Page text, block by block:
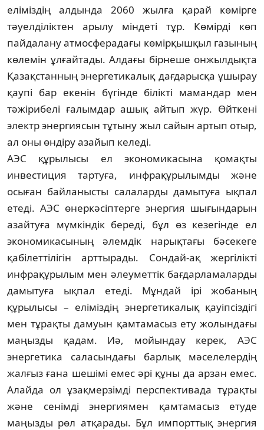
еліміздің алдында 2060 жылға қарай көмірге
тәуелділіктен арылу міндеті тұр. Көмірді көп
пайдалану атмосферадағы көмірқышқыл газының
көлемін ұлғайтады. Алдағы бірнеше онжылдықта
Қазақстан­ның энергетикалық дағдарысқа ұшырау
қаупі бар екенін бүгінде білікті мамандар мен
тәжірибелі ғалымдар ашық айтып жүр. Өйткені
электр энергиясын тұтыну жыл сайын артып отыр,
ал оны өндіру азайып келеді.
АЭС құрылысы ел экономикасына қомақты
инвестиция тартуға, инфрақұрыл­ымды және
осыған байланысты салаларды дамытуға ықпал
етеді. АЭС өнеркәсіптерге энергия шығындарын
азайтуға мүмкіндік береді, бұл өз кезегінде ел
экономикасының әлемдік нарықтағы бәсекеге
қабілеттілігін арттырады. Сондай-ақ жергілікті
инфра­құрылым мен әлеуметтік бағдарламаларды
дамытуға ықпал етеді. Мұндай ірі жобаның
құрылысы – еліміздің энергетикалық қауіп­сіздігі
мен тұрақты дамуын қамта­масыз ету жолындағы
маңызды қадам. Иә, мойындау керек, АЭС
энергетика саласын­дағы барлық мәселелердің
жалғыз ғана шешімі емес әрі құны да арзан емес.
Алайда ол ұзақмерзімді перспективада тұрақты
және сенімді энергиямен қамтамасыз етуде
маңызды рөл атқарады. Бұл импорттық энергия